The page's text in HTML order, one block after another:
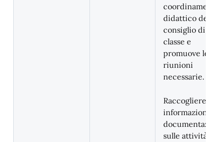
coordinamento
didattico del
consiglio di
classe e
promuove le
riunioni
necessarie.
Raccogliere
informazioni e
sulle attività